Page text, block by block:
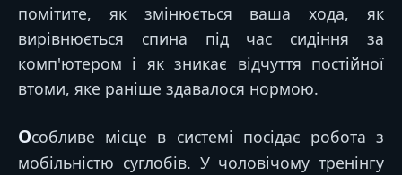
помітите, як змінюється ваша хода, як
вирівнюється спина під час сидіння за
комп'ютером і як зникає відчуття постійної
втоми, яке раніше здавалося нормою.
Особливе місце в системі посідає робота з
мобільністю суглобів. У чоловічому тренінгу